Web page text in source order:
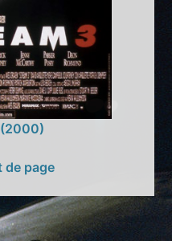
(2000)
de page